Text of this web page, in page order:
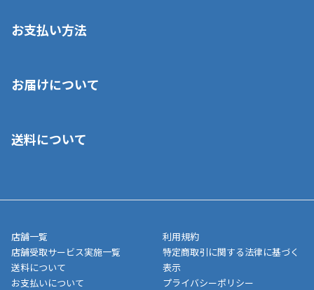
お支払い方法
いいただくことはできません。ご了承ください。
■代金引換(代引)※手数料がかかります
■商品によっては一部決済方法が使用できない場合がございま
す。
お届けについて
ご注文が確認出来次第、1～4営業日に発送いたします。「お取り
業日にてお引渡しとなります。(離島などの場合、例外もあります)
メーカー直送品など一部商品については、その他商品との購入に
制限がかかる場合がございます。また発送日についても、通常と
異なる場合がございます。対象商品の説明ページをご確認くださ
い。
送料について
店舗一覧
店舗受取サービス実施一覧
送料について
お支払いについて
利用規約
特定商取引に関する法律に基づく
表示
プライバシーポリシー